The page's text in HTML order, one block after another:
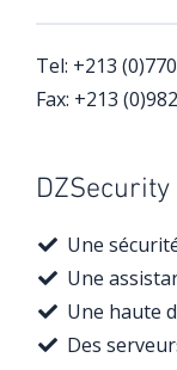
Tel: +213
Fax: +213
DZSecurity
Une
Une
Une haute
Des